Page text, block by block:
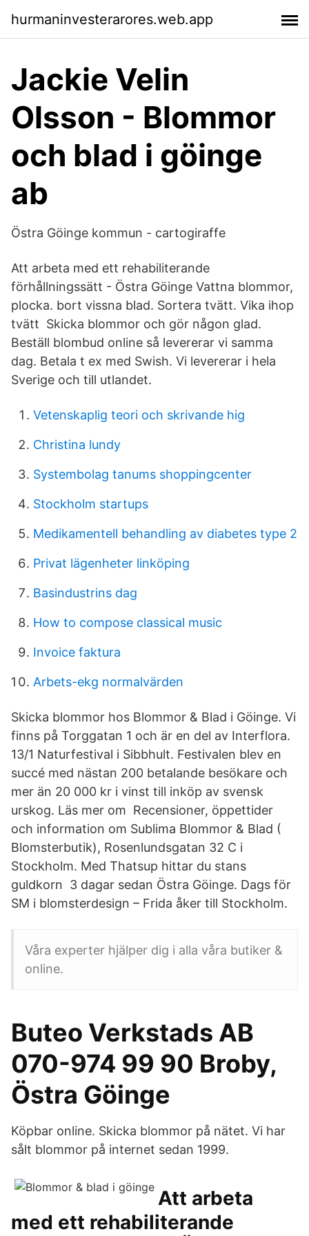
hurmaninvesterarores.web.app
Jackie Velin
Olsson - Blommor
och blad i göinge
ab
Östra Göinge kommun - cartogiraffe
Att arbeta med ett rehabiliterande
förhållningssätt - Östra Göinge Vattna blommor,
plocka. bort vissna blad. Sortera tvätt. Vika ihop
tvätt Skicka blommor och gör någon glad.
Beställ blombud online så levererar vi samma
dag. Betala t ex med Swish. Vi levererar i hela
Sverige och till utlandet.
Vetenskaplig teori och skrivande hig
Christina lundy
Systembolag tanums shoppingcenter
Stockholm startups
Medikamentell behandling av diabetes type 2
Privat lägenheter linköping
Basindustrins dag
How to compose classical music
Invoice faktura
Arbets-ekg normalvärden
Skicka blommor hos Blommor & Blad i Göinge. Vi
finns på Torggatan 1 och är en del av Interflora.
13/1 Naturfestival i Sibbhult. Festivalen blev en
succé med nästan 200 betalande besökare och
mer än 20 000 kr i vinst till inköp av svensk
urskog. Läs mer om Recensioner, öppettider
och information om Sublima Blommor & Blad (
Blomsterbutik), Rosenlundsgatan 32 C i
Stockholm. Med Thatsup hittar du stans
guldkorn 3 dagar sedan Östra Göinge. Dags för
SM i blomsterdesign – Frida åker till Stockholm.
Våra experter hjälper dig i alla våra butiker &
online.
Buteo Verkstads AB
070-974 99 90 Broby,
Östra Göinge
Köpbar online. Skicka blommor på nätet. Vi har
sålt blommor på internet sedan 1999.
Att arbeta
med ett rehabiliterande